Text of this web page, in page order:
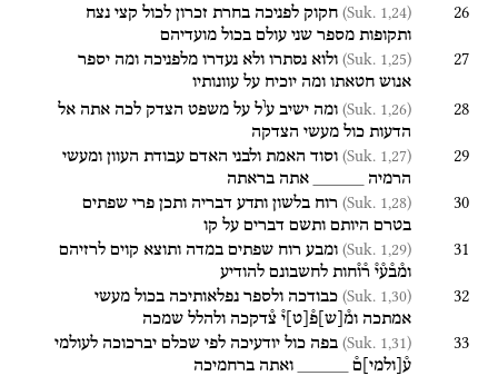
26
(Suk. 1,24) חקוק לפניכה בחרת זכרון לכול קצי נצח
ותקופות מספר שני עולם בכול מועדיהם
27
(Suk. 1,25) ולוא נסתרו ולא נעדרו מלפניכה ומה יספר
אנוש חטאתו ומה יוכיח על עוונותיו
28
(Suk. 1,26) ומה ישיב עול על משפט הצדק לכה אתה אל
הדעות כול מעשי הצדקה
29
(Suk. 1,27) וסוד האמת ולבני האדם עבודת העוון ומעשי
הרמיה
אתה בראתה
30
(Suk. 1,28) רוח בלשון ותדע דבריה ותכן פרי שפתים
בטרם היותם ותשם דברים על קו
31
(Suk. 1,29) ומבע רוח שפתים במדה ותוצא קוים לרזיהם
ומ֯ב֯ע֯י֯ ר֯ו֯חות לחשבונם להודיע
32
(Suk. 1,30) כבודכה ולספר נפלאותיכה בכול מעשי
אמתכה ומ֯ ש פ֯ ט י֯ צ֯דקכה ולהלל שמכה
33
(Suk. 1,31) בפה כול יודעיכה לפי שכלם יברכוכה לעולמי
ע֯ ולמי ם֯ ואתה ברחמיכה